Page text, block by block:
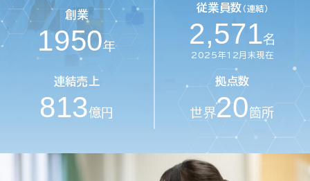
創業
1950年
従業員数 （連結）
2,571名
2025年12月末現在
連結売上
813億円
拠点数
世界20箇所